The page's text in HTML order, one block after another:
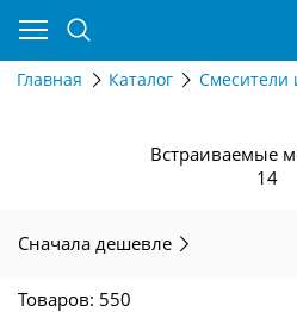
Главная Каталог Смесители
Встраиваемые
14
Сначала дешевле
Товаров: 550